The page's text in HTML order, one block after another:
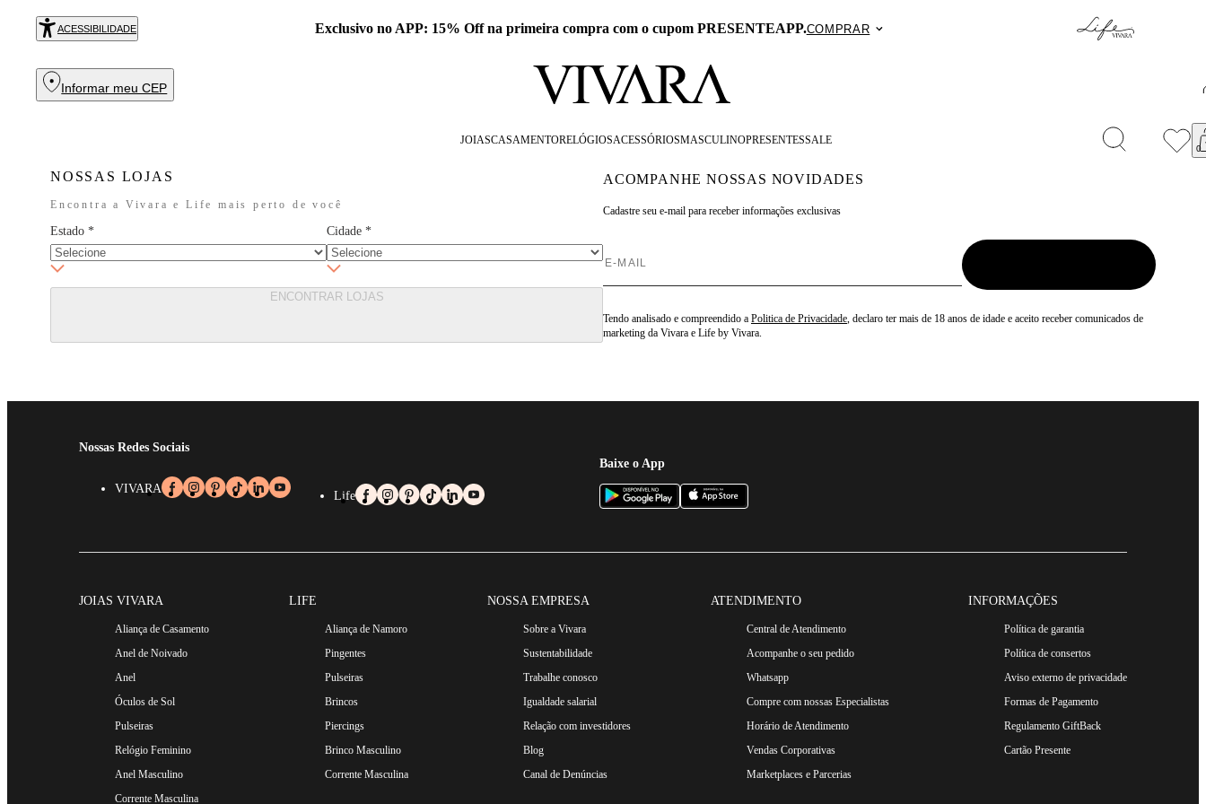
ACESSIBILIDADE Exclusivo no APP: 15% Off na primeira compra com o cupom PRESENTEAPP.COMPRAR
Informar meu CEP
JOIASCASAMENTORELÓGIOSACESSÓRIOSMASCULINOPRESENTESSALE
NOSSAS LOJAS
Encontra a Vivara e Life mais perto de você
Estado * Cidade *
ENCONTRAR LOJAS
ACOMPANHE NOSSAS NOVIDADES
Cadastre seu e-mail para receber informações exclusivas
Tendo analisado e compreendido a Politica de Privacidade, declaro ter mais de 18 anos de idade e aceito receber comunicados de
marketing da Vivara e Life by Vivara.
Nossas Redes Sociais
VIVARA
Life
Baixe o App
JOIAS VIVARA
Aliança de Casamento
Anel de Noivado
Anel
Óculos de Sol
Pulseiras
Relógio Feminino
Anel Masculino
Corrente Masculina
LIFE
Aliança de Namoro
Pingentes
Pulseiras
Brincos
Piercings
Brinco Masculino
Corrente Masculina
NOSSA EMPRESA
Sobre a Vivara
Sustentabilidade
Trabalhe conosco
Igualdade salarial
Relação com investidores
Blog
Canal de Denúncias
ATENDIMENTO
Central de Atendimento
Acompanhe o seu pedido
Whatsapp
Compre com nossas Especialistas
Horário de Atendimento
Vendas Corporativas
Marketplaces e Parcerias
INFORMAÇÕES
Política de garantia
Política de consertos
Aviso externo de privacidade
Formas de Pagamento
Regulamento GiftBack
Cartão Presente